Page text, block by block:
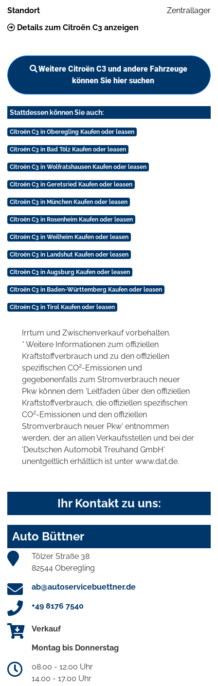
Standort
Zentrallager
Details zum Citroën C3 anzeigen
Weitere Citroën C3 und andere Fahrzeuge
können Sie hier suchen
Stattdessen können Sie auch:
Citroën C3 in Oberegling Kaufen oder leasen
Citroën C3 in Bad Tölz Kaufen oder leasen
Citroën C3 in Wolfratshausen Kaufen oder leasen
Citroën C3 in Geretsried Kaufen oder leasen
Citroën C3 in München Kaufen oder leasen
Citroën C3 in Rosenheim Kaufen oder leasen
Citroën C3 in Weilheim Kaufen oder leasen
Citroën C3 in Landshut Kaufen oder leasen
Citroën C3 in Augsburg Kaufen oder leasen
Citroën C3 in Baden-Württemberg Kaufen oder leasen
Citroën C3 in Tirol Kaufen oder leasen
Irrtum und Zwischenverkauf vorbehalten.
* Weitere Informationen zum offiziellen
Kraftstoffverbrauch und zu den offiziellen
spezifischen CO2-Emissionen und
gegebenenfalls zum Stromverbrauch neuer
Pkw können dem 'Leitfaden über den offiziellen
Kraftstoffverbrauch, die offiziellen spezifischen
CO2-Emissionen und den offiziellen
Stromverbrauch neuer Pkw' entnommen
werden, der an allen Verkaufsstellen und bei der
'Deutschen Automobil Treuhand GmbH'
unentgeltlich erhältlich ist unter www.dat.de.
Ihr Kontakt zu uns:
Auto Büttner
Tölzer Straße 38
82544 Oberegling
ab@autoservicebuettner.de
+49 8176 7540
Verkauf
Montag bis Donnerstag
08.00 - 12.00 Uhr
14.00 - 17.00 Uhr